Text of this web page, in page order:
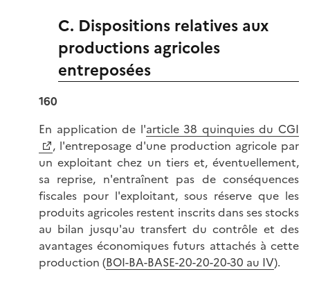
C. Dispositions relatives aux
productions agricoles
entreposées
160
En application de l'article 38 quinquies du CGI
, l'entreposage d'une production agricole par
un exploitant chez un tiers et, éventuellement,
sa reprise, n'entraînent pas de conséquences
fiscales pour l'exploitant, sous réserve que les
produits agricoles restent inscrits dans ses stocks
au bilan jusqu'au transfert du contrôle et des
avantages économiques futurs attachés à cette
production (BOI-BA-BASE-20-20-20-30 au IV).